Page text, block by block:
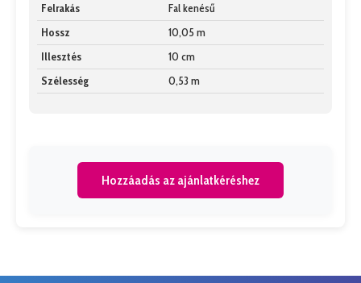
Felrakás
Fal kenésű
Hossz
10,05 m
Illesztés
10 cm
Szélesség
0,53 m
Hozzáadás az ajánlatkéréshez